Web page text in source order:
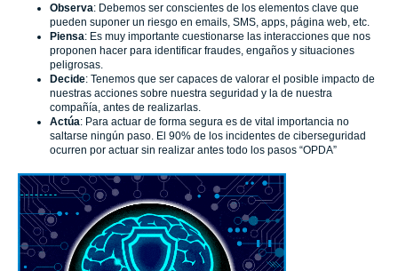
Observa: Debemos ser conscientes de los elementos clave que
pueden suponer un riesgo en emails, SMS, apps, página web, etc.
Piensa: Es muy importante cuestionarse las interacciones que nos
proponen hacer para identificar fraudes, engaños y situaciones
peligrosas.
Decide: Tenemos que ser capaces de valorar el posible impacto de
nuestras acciones sobre nuestra seguridad y la de nuestra
compañía, antes de realizarlas.
Actúa: Para actuar de forma segura es de vital importancia no
saltarse ningún paso. El 90% de los incidentes de ciberseguridad
ocurren por actuar sin realizar antes todo los pasos “OPDA”